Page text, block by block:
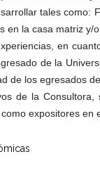
tales como:
en la casa matriz
en
de la
de los egresados
de la
expositores en